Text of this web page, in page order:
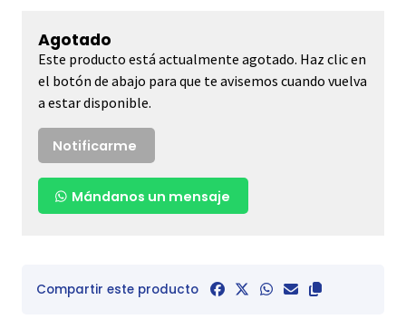
Agotado
Este producto está actualmente agotado. Haz clic en
el botón de abajo para que te avisemos cuando vuelva
a estar disponible.
Notificarme
Mándanos un mensaje
Compartir este producto